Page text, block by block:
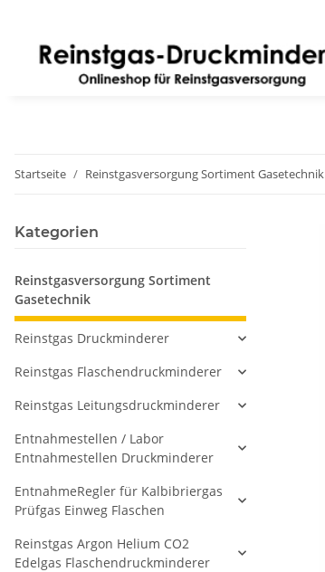
Startseite Reinstgasversorgung Sortiment Gasetechnik
Kategorien
Reinstgasversorgung Sortiment
Gasetechnik
Reinstgas Druckminderer
Reinstgas Flaschendruckminderer
Reinstgas Leitungsdruckminderer
Entnahmestellen / Labor
Entnahmestellen Druckminderer
EntnahmeRegler für Kalbibriergas
Prüfgas Einweg Flaschen
Reinstgas Argon Helium CO2
Edelgas Flaschendruckminderer